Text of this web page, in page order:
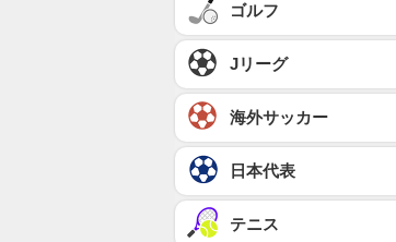
ゴルフ
Jリーグ
海外サッカー
日本代表
テニス